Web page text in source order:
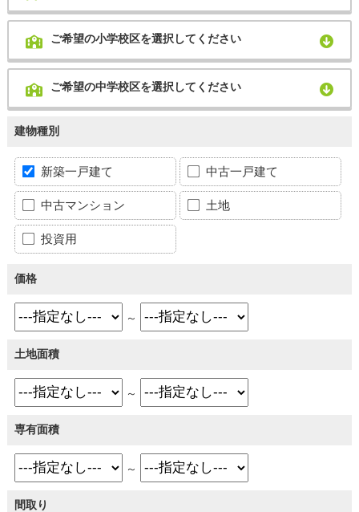
ご希望の小学校区を選択してください
ご希望の中学校区を選択してください
建物種別
新築一戸建て 中古一戸建て
中古マンション 土地
投資用
価格
～
土地面積
～
専有面積
～
間取り